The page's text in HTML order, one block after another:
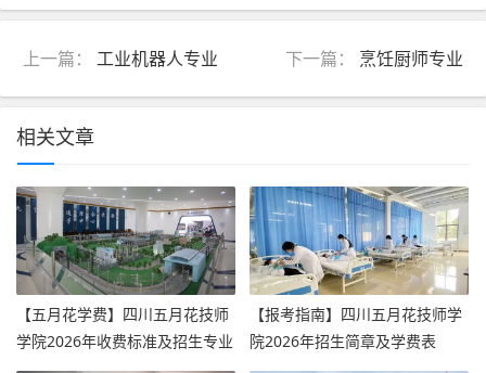
上一篇： 工业机器人专业 下一篇： 烹饪厨师专业
相关文章
【五月花学费】四川五月花技师
学院2026年收费标准及招生专业
【报考指南】四川五月花技师学
院2026年招生简章及学费表